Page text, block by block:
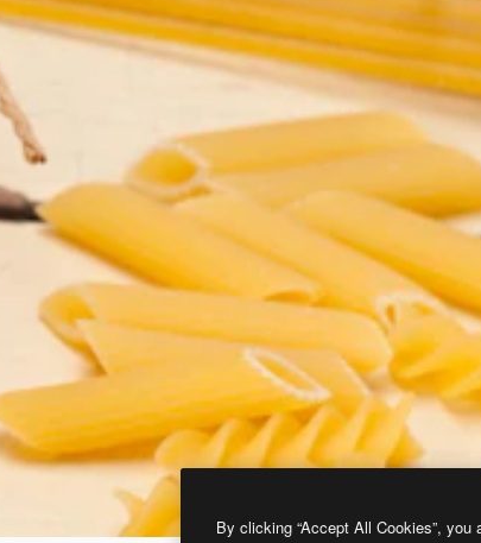
By clicking “Accept All Cookies”,